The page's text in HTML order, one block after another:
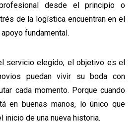
desde el principio o
de la logística encuentran en el
fundamental.
servicio elegido, el objetivo es el
puedan vivir su boda con
cada momento. Porque cuando
en buenas manos, lo único que
inicio de una nueva historia.